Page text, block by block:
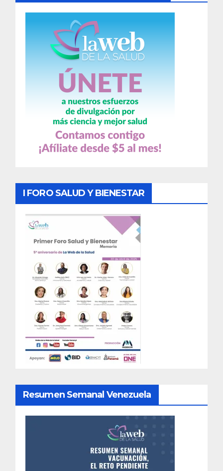
I FORO SALUD Y BIENESTAR
Resumen Semanal Venezuela